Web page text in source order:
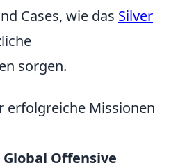
Cases, wie das Silver
sorgen.
erfolgreiche Missionen
Offensive